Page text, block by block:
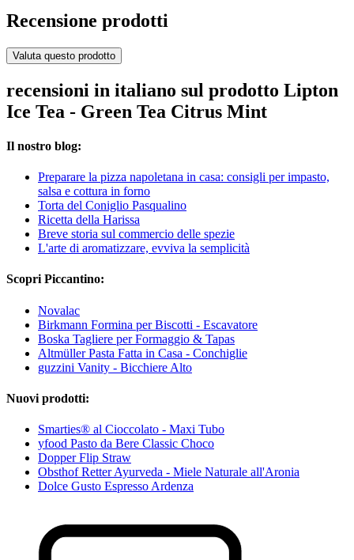
Recensione prodotti
Valuta questo prodotto
recensioni in italiano sul prodotto Lipton
Ice Tea - Green Tea Citrus Mint
Il nostro blog:
Preparare la pizza napoletana in casa: consigli per impasto,
salsa e cottura in forno
Torta del Coniglio Pasqualino
Ricetta della Harissa
Breve storia sul commercio delle spezie
L'arte di aromatizzare, evviva la semplicità
Scopri Piccantino:
Novalac
Birkmann Formina per Biscotti - Escavatore
Boska Tagliere per Formaggio & Tapas
Altmüller Pasta Fatta in Casa - Conchiglie
guzzini Vanity - Bicchiere Alto
Nuovi prodotti:
Smarties® al Cioccolato - Maxi Tubo
yfood Pasto da Bere Classic Choco
Dopper Flip Straw
Obsthof Retter Ayurveda - Miele Naturale all'Aronia
Dolce Gusto Espresso Ardenza